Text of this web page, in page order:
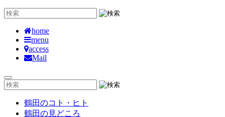
home
menu
access
Mail
鶴田のコト・ヒト
鶴田の見どころ